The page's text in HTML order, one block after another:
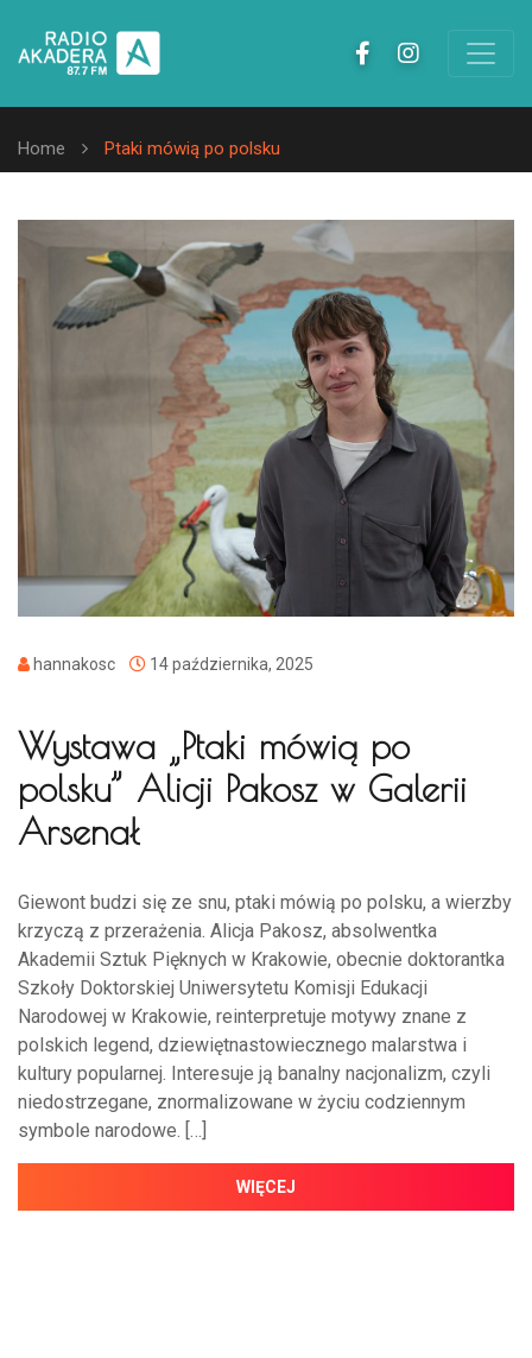
Home Ptaki mówią po polsku
hannakosc 14 października, 2025
Wystawa „Ptaki mówią po
polsku” Alicji Pakosz w Galerii
Arsenał
Giewont budzi się ze snu, ptaki mówią po polsku, a wierzby
krzyczą z przerażenia. Alicja Pakosz, absolwentka
Akademii Sztuk Pięknych w Krakowie, obecnie doktorantka
Szkoły Doktorskiej Uniwersytetu Komisji Edukacji
Narodowej w Krakowie, reinterpretuje motywy znane z
polskich legend, dziewiętnastowiecznego malarstwa i
kultury popularnej. Interesuje ją banalny nacjonalizm, czyli
niedostrzegane, znormalizowane w życiu codziennym
symbole narodowe. […]
WIĘCEJ